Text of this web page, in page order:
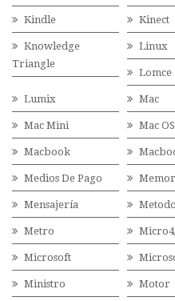
Kindle Kinect
Knowledge
Triangle
Linux
Lomce
Lumix Mac
Mac Mini Mac
Macbook
Medios De Pago
Mensajería
Metro
Microsoft
Ministro Motor